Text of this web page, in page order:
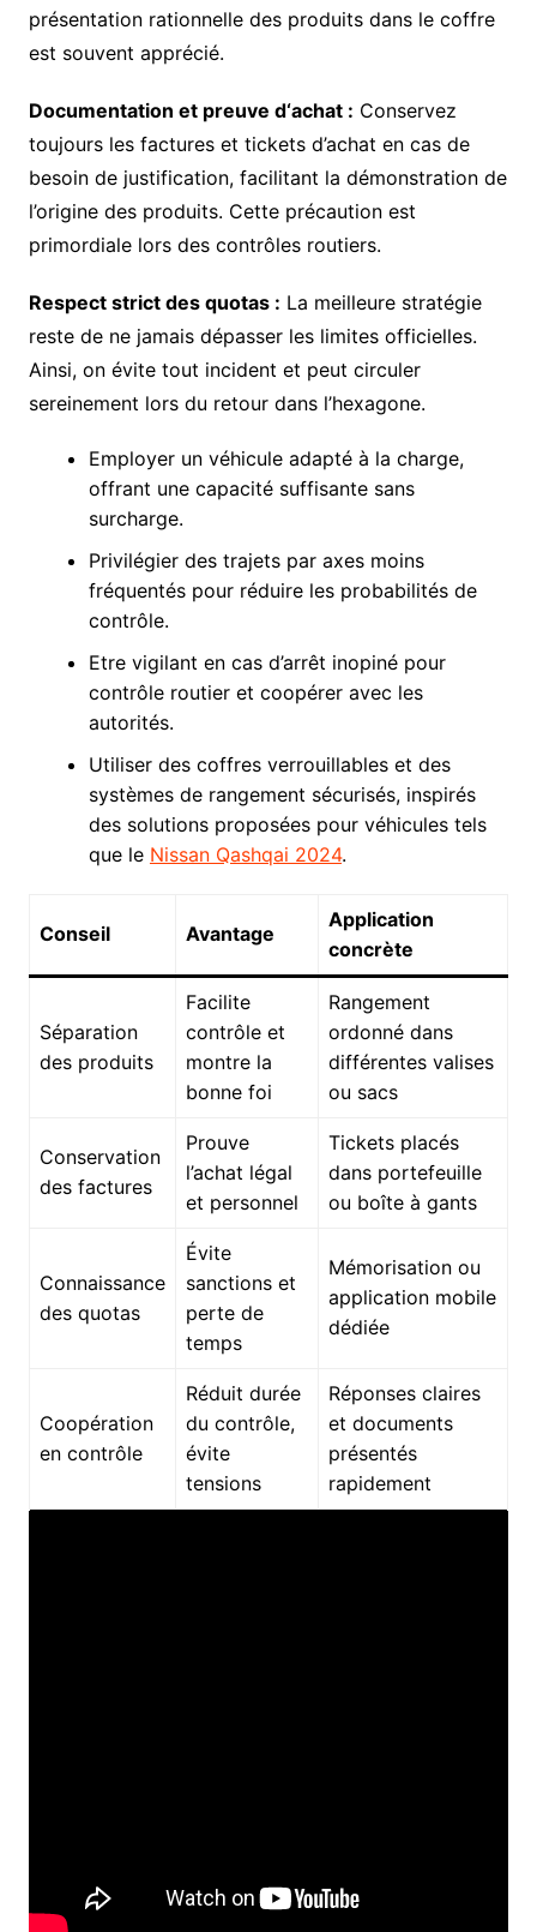
présentation rationnelle des produits dans le coffre
est souvent apprécié.
Documentation et preuve d‘achat : Conservez
toujours les factures et tickets d’achat en cas de
besoin de justification, facilitant la démonstration de
l’origine des produits. Cette précaution est
primordiale lors des contrôles routiers.
Respect strict des quotas : La meilleure stratégie
reste de ne jamais dépasser les limites officielles.
Ainsi, on évite tout incident et peut circuler
sereinement lors du retour dans l’hexagone.
Employer un véhicule adapté à la charge,
offrant une capacité suffisante sans
surcharge.
Privilégier des trajets par axes moins
fréquentés pour réduire les probabilités de
contrôle.
Etre vigilant en cas d’arrêt inopiné pour
contrôle routier et coopérer avec les
autorités.
Utiliser des coffres verrouillables et des
systèmes de rangement sécurisés, inspirés
des solutions proposées pour véhicules tels
que le Nissan Qashqai 2024.
Conseil Avantage
Application
concrète
Séparation
des produits
Facilite
contrôle et
montre la
bonne foi
Rangement
ordonné dans
différentes valises
ou sacs
Conservation
des factures
Prouve
l’achat légal
et personnel
Tickets placés
dans portefeuille
ou boîte à gants
Connaissance
des quotas
Évite
sanctions et
perte de
temps
Mémorisation ou
application mobile
dédiée
Coopération
en contrôle
Réduit durée
du contrôle,
évite
tensions
Réponses claires
et documents
présentés
rapidement